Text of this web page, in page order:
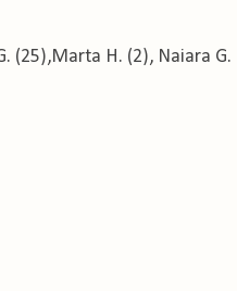
(25),Marta H. (2), Naiara G.